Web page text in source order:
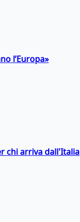
l’Europa»
chi arriva dall'Italia